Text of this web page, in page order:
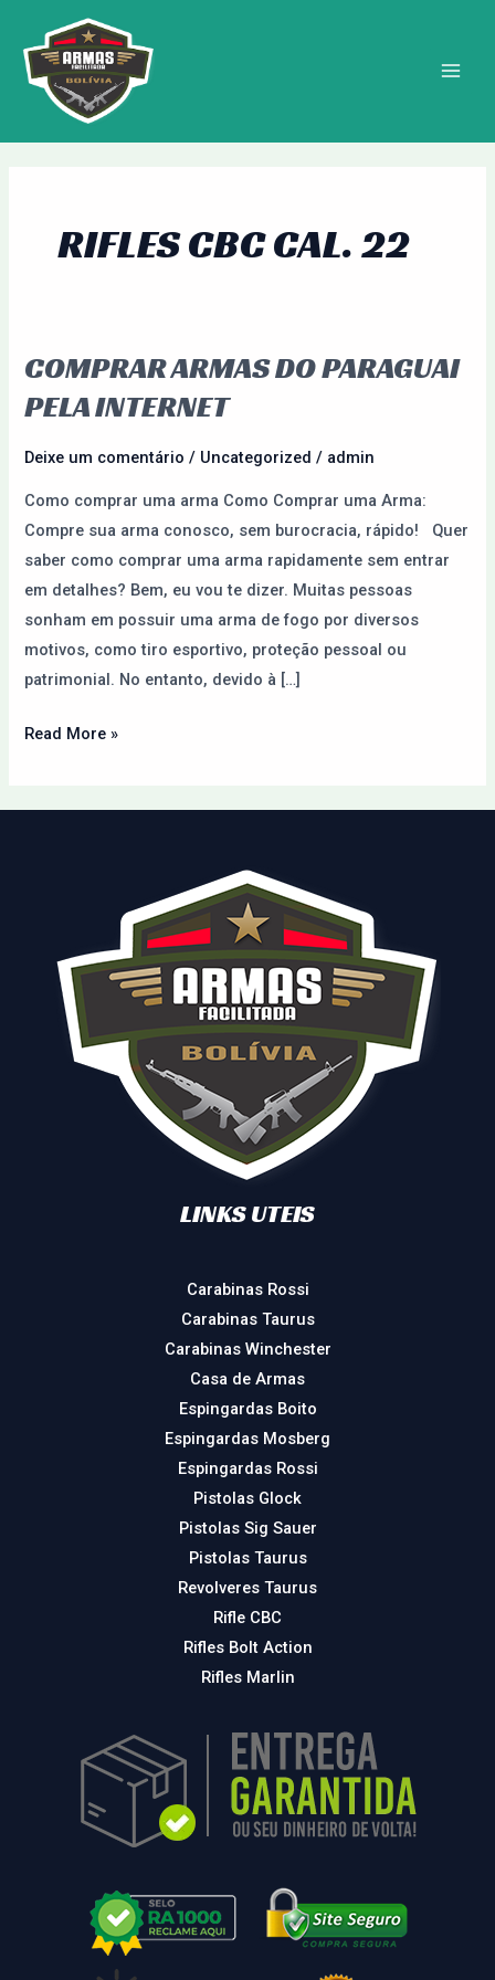
para
conteúdo
RIFLES CBC CAL. 22
COMPRAR ARMAS DO PARAGUAI
PELA INTERNET
Deixe um comentário / Uncategorized / admin
Como comprar uma arma Como Comprar uma Arma:
Compre sua arma conosco, sem burocracia, rápido! Quer
saber como comprar uma arma rapidamente sem entrar
em detalhes? Bem, eu vou te dizer. Muitas pessoas
sonham em possuir uma arma de fogo por diversos
motivos, como tiro esportivo, proteção pessoal ou
patrimonial. No entanto, devido à […]
Comprar
do
Paraguai
Internet
Read More »
LINKS UTEIS
Carabinas Rossi
Carabinas Taurus
Carabinas Winchester
Casa de Armas
Espingardas Boito
Espingardas Mosberg
Espingardas Rossi
Pistolas Glock
Pistolas Sig Sauer
Pistolas Taurus
Revolveres Taurus
Rifle CBC
Rifles Bolt Action
Rifles Marlin